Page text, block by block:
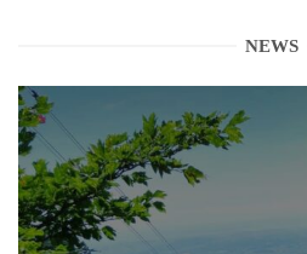
NEWS